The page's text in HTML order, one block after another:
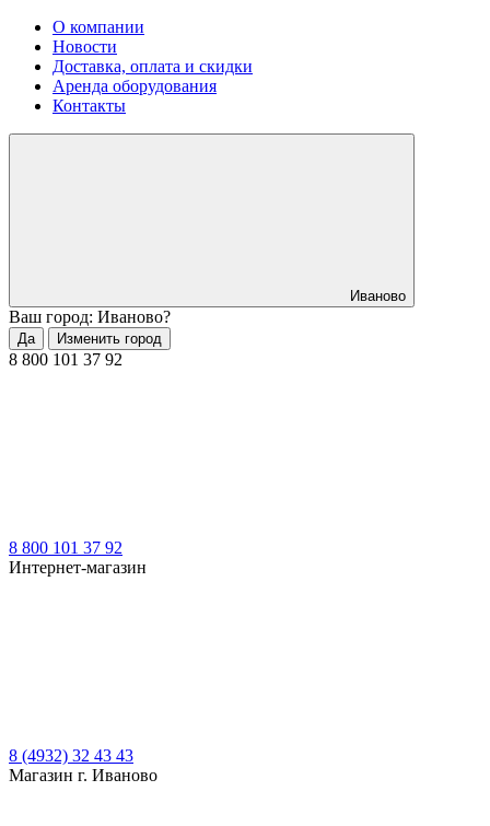
О компании
Новости
Доставка, оплата и скидки
Аренда оборудования
Контакты
Иваново
Ваш город: Иваново?
Да Изменить город
8 800 101 37 92
8 800 101 37 92
Интернет-магазин
8 (4932) 32 43 43
Магазин г. Иваново